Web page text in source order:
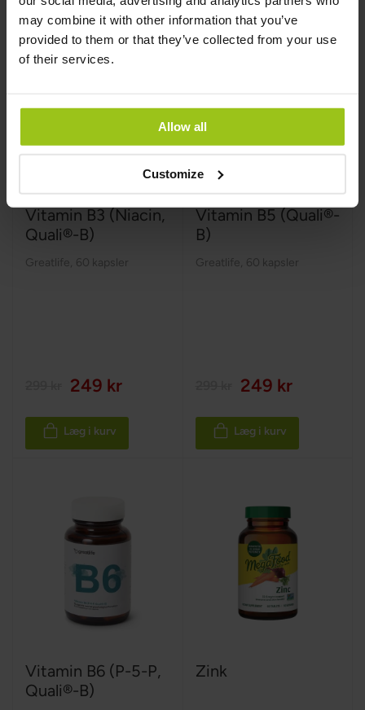
may combine it with other information that you’ve
provided to them or that they’ve collected from your use
of their services.
Allow all
Customize
Vitamin B3 (Niacin,
Quali®-B)
Greatlife 60 kapsler
249 kr
Læg i kurv
Vitamin B5 (Quali®-
B)
Greatlife 60 kapsler
249 kr
Læg i kurv
Vitamin B6 (P-5-P,
Quali®-B)
Zink